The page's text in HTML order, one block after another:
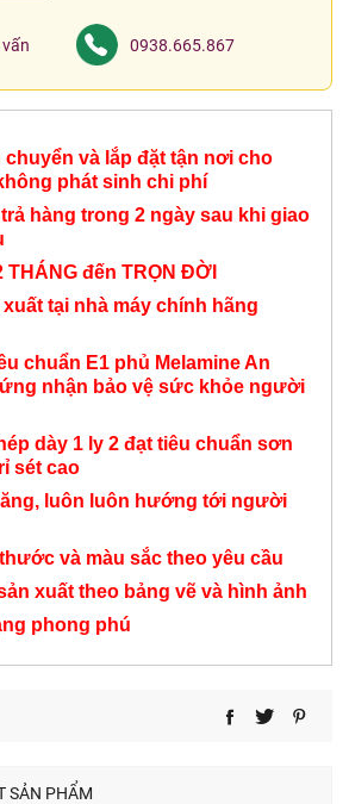
0938.665.867
chuyển và lắp đặt tận nơi cho
phát sinh chi phí
trả hàng trong 2 ngày sau khi giao
THÁNG đến TRỌN ĐỜI
tại nhà máy chính hãng
chuẩn E1 phủ Melamine An
nhận bảo vệ sức khỏe người
dày 1 ly 2 đạt tiêu chuẩn sơn
sét cao
luôn luôn hướng tới người
và màu sắc theo yêu cầu
xuất theo bảng vẽ và hình ảnh
phong phú
SẢN PHẨM